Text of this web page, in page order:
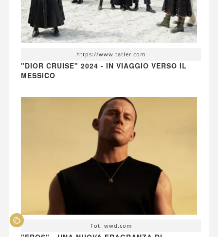
https://www.tatler.com
"DIOR CRUISE" 2024 - IN VIAGGIO VERSO IL
MESSICO
Fot. wwd.com